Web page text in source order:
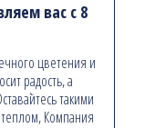
вас с 8
цветения и
радость, а
такими
Компания